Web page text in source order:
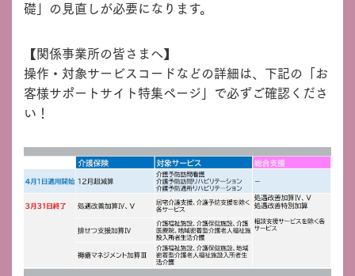
礎」の見直しが必要になります。
【関係事業所の皆さまへ】
操作・対象サービスコードなどの詳細は、下記の「お
客様サポートサイト特集ページ」で必ずご確認くださ
い！